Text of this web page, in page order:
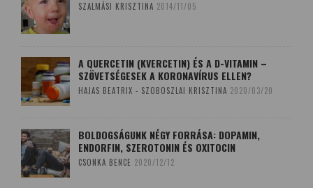
SZALMÁSI KRISZTINA 2014/11/05
A QUERCETIN (KVERCETIN) ÉS A D-VITAMIN –
SZÖVETSÉGESEK A KORONAVÍRUS ELLEN?
HAJAS BEATRIX - SZOBOSZLAI KRISZTINA 2020/03/20
BOLDOGSÁGUNK NÉGY FORRÁSA: DOPAMIN,
ENDORFIN, SZEROTONIN ÉS OXITOCIN
CSONKA BENCE 2020/12/12